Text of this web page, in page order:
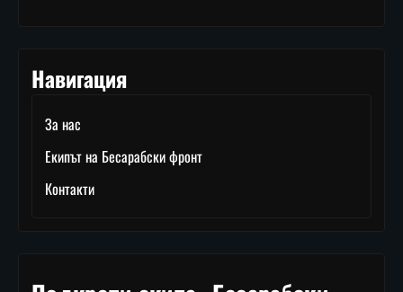
Навигация
За нас
Екипът на Бесарабски фронт
Контакти